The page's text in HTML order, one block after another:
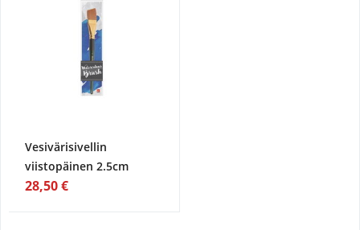
Vesivärisivellin
viistopäinen 2.5cm
28,50 €